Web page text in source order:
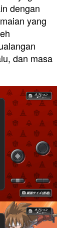
dengan
yang
dan masa